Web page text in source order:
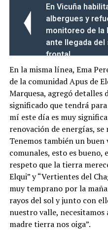
En Vicuña
albergues y
monitoreo de la
ante llegada del
frontal
En la misma línea, Ema
de la comunidad Apus de
Marquesa, agregó detalles
significado que tendrá
mí este día es muy
renovación de energías,
Tenemos también un
comunales, esto es bueno,
respeto que la tierra
Elqui” y “Vertientes del
muy temprano por la
rayos del sol y junto con
nuestro valle, necesitamos
madre tierra nos oiga”.